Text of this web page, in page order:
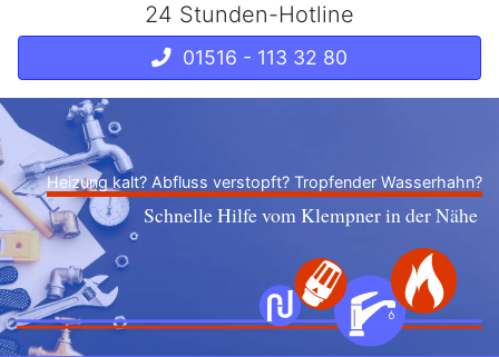
24 Stunden-Hotline
01516 - 113 32 80
Heizung kalt? Abfluss verstopft? Tropfender Wasserhahn?
Schnelle Hilfe vom Klempner in der Nähe